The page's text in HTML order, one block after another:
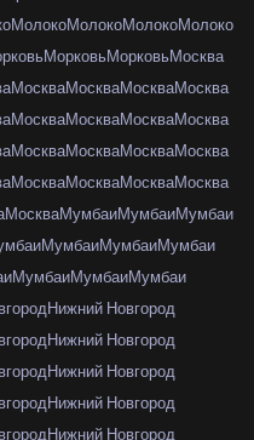
МолокоМолокоМолокоМолоко
МорковьМорковьМосква
МоскваМоскваМоскваМосква
МоскваМоскваМоскваМосква
МоскваМоскваМоскваМосква
МоскваМоскваМоскваМосква
МоскваМумбаиМумбаиМумбаи
МумбаиМумбаиМумбаи
МумбаиМумбаиМумбаи
Нижний Новгород
Нижний Новгород
Нижний Новгород
Нижний Новгород
Нижний Новгород